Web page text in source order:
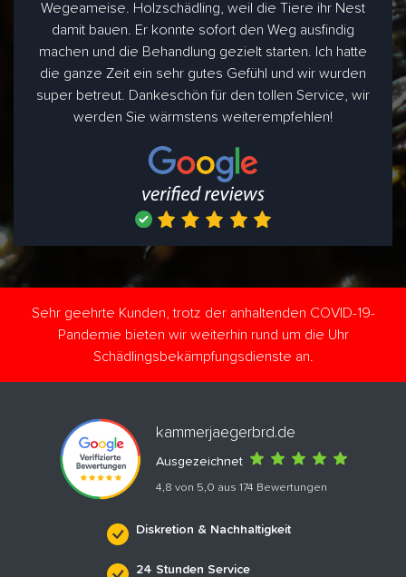
Wegeameise. Holzschädling, weil die Tiere ihr Nest
damit bauen. Er konnte sofort den Weg ausfindig
machen und die Behandlung gezielt starten. Ich hatte
die ganze Zeit ein sehr gutes Gefühl und wir wurden
super betreut. Dankeschön für den tollen Service, wir
werden Sie wärmstens weiterempfehlen!
Sehr geehrte Kunden, trotz der anhaltenden COVID-19-
Pandemie bieten wir weiterhin rund um die Uhr
Schädlingsbekämpfungsdienste an.
kammerjaegerbrd.de
Ausgezeichnet
4,8 von 5,0 aus 174 Bewertungen
Diskretion & Nachhaltigkeit
24 Stunden Service